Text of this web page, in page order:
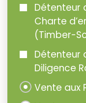
Détenteur
Charte
(Timber-
Détenteur
Diligence
Vente aux